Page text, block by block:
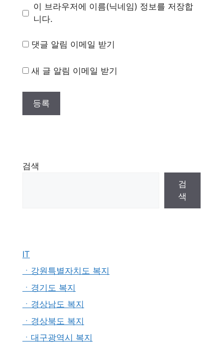
이 브라우저에 이름(닉네임) 정보를 저장합
니다.
댓글 알림 이메일 받기
새 글 알림 이메일 받기
검색
검
색
IT
ㆍ강원특별자치도 복지
ㆍ경기도 복지
ㆍ경상남도 복지
ㆍ경상북도 복지
ㆍ대구광역시 복지